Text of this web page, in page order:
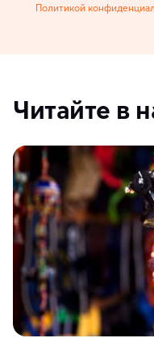
Политикой
Читайте в